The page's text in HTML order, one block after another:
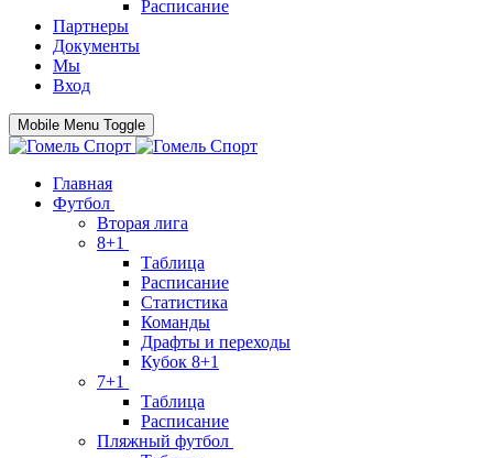
Расписание
Партнеры
Документы
Мы
Вход
Mobile Menu Toggle
Главная
Футбол
Вторая лига
8+1
Таблица
Расписание
Статистика
Команды
Драфты и переходы
Кубок 8+1
7+1
Таблица
Расписание
Пляжный футбол